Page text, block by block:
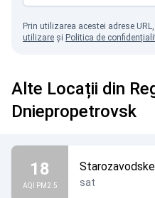
Prin utilizarea acestei adrese
utilizare și Politica de
Alte Locații din
Dniepropetrovsk
18
AQI PM2.5
Starozavodske
sat